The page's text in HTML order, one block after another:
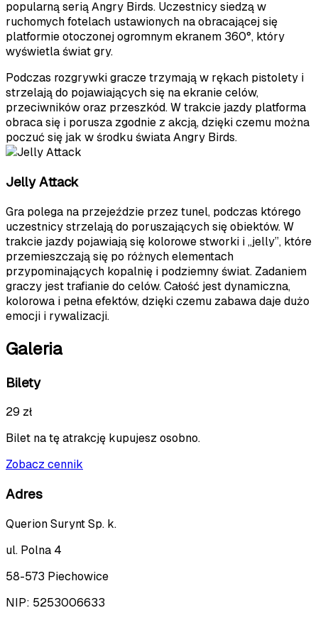
popularną serią Angry Birds. Uczestnicy siedzą w
ruchomych fotelach ustawionych na obracającej się
platformie otoczonej ogromnym ekranem 360°, który
wyświetla świat gry.
Podczas rozgrywki gracze trzymają w rękach pistolety i
strzelają do pojawiających się na ekranie celów,
przeciwników oraz przeszkód. W trakcie jazdy platforma
obraca się i porusza zgodnie z akcją, dzięki czemu można
poczuć się jak w środku świata Angry Birds.
Jelly Attack
Gra polega na przejeździe przez tunel, podczas którego
uczestnicy strzelają do poruszających się obiektów. W
trakcie jazdy pojawiają się kolorowe stworki i „jelly”, które
przemieszczają się po różnych elementach
przypominających kopalnię i podziemny świat. Zadaniem
graczy jest trafianie do celów. Całość jest dynamiczna,
kolorowa i pełna efektów, dzięki czemu zabawa daje dużo
emocji i rywalizacji.
Galeria
Bilety
29 zł
Bilet na tę atrakcję kupujesz osobno.
Zobacz cennik
Adres
Querion Surynt Sp. k.
ul. Polna 4
58-573 Piechowice
NIP: 5253006633